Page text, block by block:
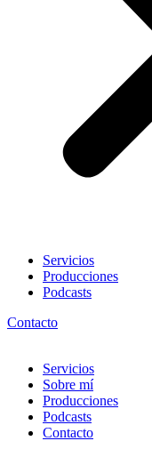
Servicios
Producciones
Podcasts
Contacto
Servicios
Sobre mí
Producciones
Podcasts
Contacto